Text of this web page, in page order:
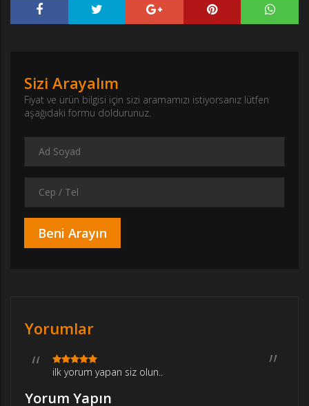
Sizi Arayalım
Fiyat ve ürün bilgisi için sizi aramamızı istiyorsanız lütfen
aşağıdaki formu doldurunuz.
Yorumlar
ilk yorum yapan siz olun..
Yorum Yapın